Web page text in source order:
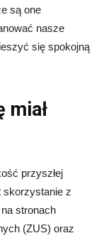
są one
nasze
się spokojną
miał
przyszłej
skorzystanie z
stronach
(ZUS) oraz